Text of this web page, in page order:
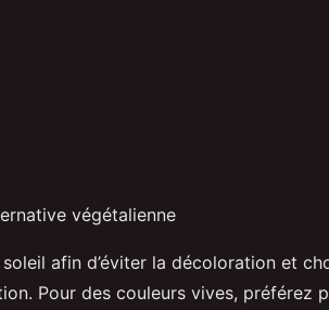
végétalienne
afin d’éviter la décoloration et
Pour des couleurs vives, préférez